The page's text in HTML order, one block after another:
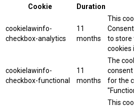
Cookie
Duration
cookielawinfo-
checkbox-analytics
11
months
This
to store
cookies
cookielawinfo-
checkbox-functional
11
months
The
for the
This